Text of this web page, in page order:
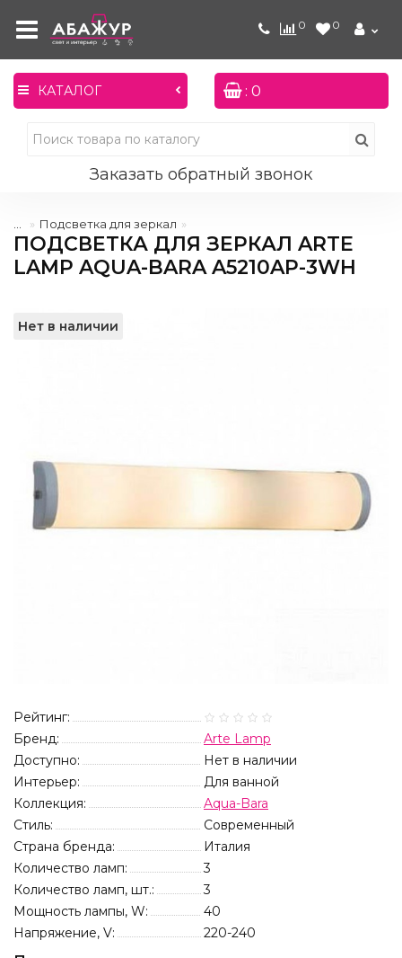
0 0
КАТАЛОГ : 0
Заказать обратный звонок
Подсветка для зеркал
ПОДСВЕТКА ДЛЯ ЗЕРКАЛ ARTE
LAMP AQUA-BARA A5210AP-3WH
Нет в наличии
Рейтинг:
Бренд:
Arte Lamp
Доступно:
Нет в наличии
Интерьер:
Для ванной
Коллекция:
Aqua-Bara
Стиль:
Современный
Страна бренда:
Италия
Количество ламп:
3
Количество ламп, шт.:
3
Мощность лампы, W:
40
Напряжение, V:
220-240